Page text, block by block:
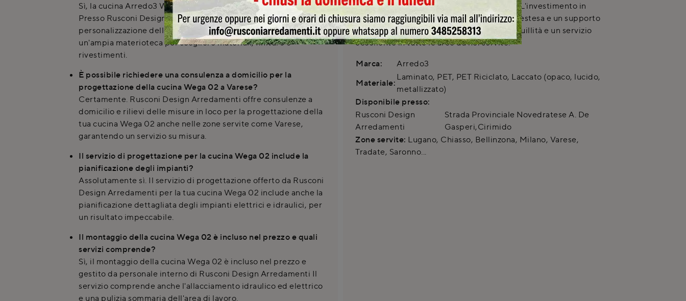
Sì, la cucina Arredo3 Wega 02 è altamente personalizzabile.
Presso Rusconi Design Arredamenti puoi richiedere la
personalizzazione delle dimensioni standard e visionare
un'ampia materioteca per scegliere materiali, finiture e
rivestimenti.
È possibile richiedere una consulenza a domicilio per la
progettazione della cucina Wega 02 a Varese?
Certamente. Rusconi Design Arredamenti offre consulenze a
domicilio e rilievi delle misure in loco per la progettazione della
tua cucina Wega 02 anche nelle zone servite come Varese,
garantendo un servizio su misura.
Il servizio di progettazione per la cucina Wega 02 include la
pianificazione degli impianti?
Assolutamente sì. Il servizio di progettazione offerto da Rusconi
Design Arredamenti per la tua cucina Wega 02 include anche la
pianificazione dettagliata degli impianti elettrici e idraulici, per
un risultato impeccabile.
Il montaggio della cucina Wega 02 è incluso nel prezzo e quali
servizi comprende?
Sì, il montaggio della cucina Wega 02 è incluso nel prezzo e
gestito da personale interno di Rusconi Design Arredamenti Il
servizio comprende anche l'allacciamento idraulico ed elettrico
e una pulizia sommaria dell'area di lavoro.
cucina arrivi e sia installata alla perfezione. L'investimento in
Cucina Wega è valorizzato da una garanzia estesa e un supporto
post-vendita dedicato, assicurandoti tranquillità e un servizio
eccellente in tutte le aree da noi servite.
Marca:
Arredo3
Materiale:
Laminato, PET, PET Riciclato, Laccato (opaco, lucido,
metallizzato)
Disponibile presso:
Rusconi Design
Arredamenti
Strada Provinciale Novedratese A. De
Gasperi,Cirimido
Zone servite: Lugano, Chiasso, Bellinzona, Milano, Varese,
Tradate, Saronno...